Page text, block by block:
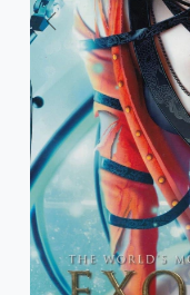
Previous